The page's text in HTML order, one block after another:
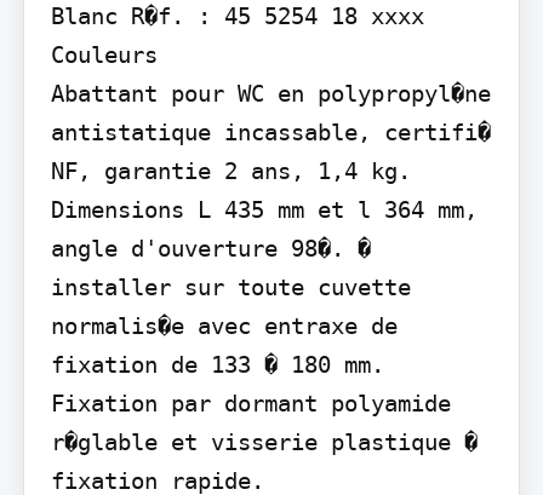
Blanc R�f. : 45 5254 18 xxxx
Couleurs
Abattant pour WC en polypropyl�ne
antistatique incassable, certifi�
NF, garantie 2 ans, 1,4 kg.
Dimensions L 435 mm et l 364 mm,
angle d'ouverture 98�. �
installer sur toute cuvette
normalis�e avec entraxe de
fixation de 133 � 180 mm.
Fixation par dormant polyamide
r�glable et visserie plastique �
fixation rapide.